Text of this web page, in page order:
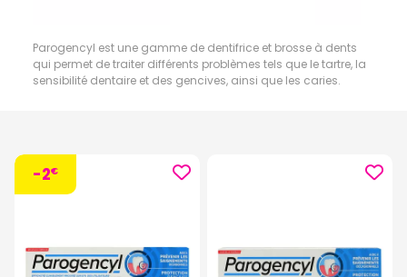
Parogencyl est une gamme de dentifrice et brosse à dents
qui permet de traiter différents problèmes tels que le tartre, la
sensibilité dentaire et des gencives, ainsi que les caries.
-2€